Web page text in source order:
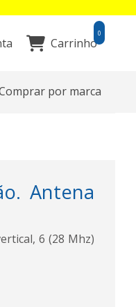
Carrinho
0
por marca
Antena
6 (28 Mhz)